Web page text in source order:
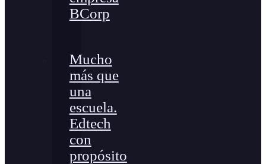
BCorp
Mucho
más que
una
escuela.
Edtech
con
propósito